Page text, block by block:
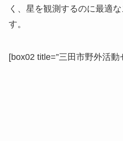
く、星を観測するのに最適
す。
[box02 title=”三田市野外活動